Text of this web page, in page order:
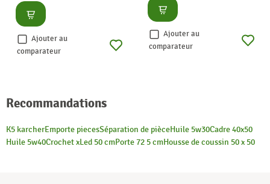
Consulter
Ajouter au
comparateur
Consulter
Ajouter au
comparateur
Recommandations
K5 karcherEmporte piecesSéparation de pièceHuile 5w30Cadre 40x50
Huile 5w40Crochet xLed 50 cmPorte 72 5 cmHousse de coussin 50 x 50